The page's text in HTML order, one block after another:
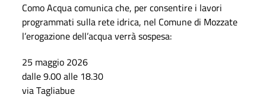
Como Acqua comunica che, per consentire i lavori
programmati sulla rete idrica, nel Comune di Mozzate
l’erogazione dell’acqua verrà sospesa:
25 maggio 2026
dalle 9.00 alle 18.30
via Tagliabue